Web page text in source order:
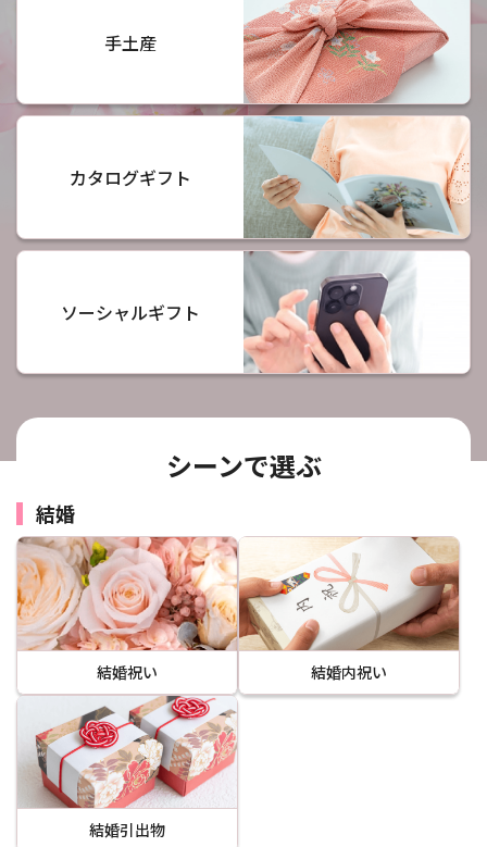
手土産
カタログギフト
ソーシャルギフト
シーンで選ぶ
結婚
結婚祝い 結婚内祝い
結婚引出物